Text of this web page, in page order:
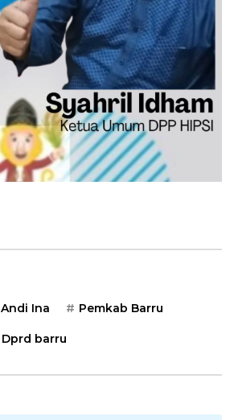
Andi Ina Pemkab Barru
Dprd barru